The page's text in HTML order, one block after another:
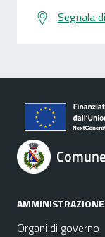
Segnala
AMMINISTRAZIONE
Organi di governo